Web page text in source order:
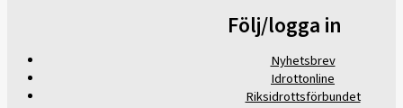
Följ/logga in
Nyhetsbrev
Idrottonline
Riksidrottsförbundet